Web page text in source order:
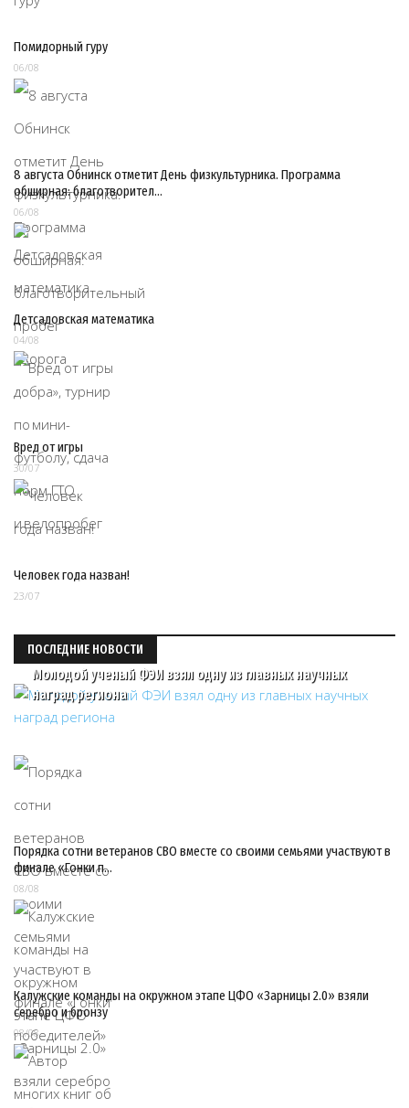
Помидорный гуру
06/08
8 августа Обнинск отметит День физкультурника. Программа
обширная: благотворител…
06/08
Детсадовская математика
04/08
Вред от игры
30/07
Человек года назван!
23/07
ПОСЛЕДНИЕ НОВОСТИ
Молодой ученый ФЭИ взял одну из главных научных
наград региона
Порядка сотни ветеранов СВО вместе со своими семьями участвуют в
финале «Гонки п…
08/08
Калужские команды на окружном этапе ЦФО «Зарницы 2.0» взяли
серебро и бронзу
08/08